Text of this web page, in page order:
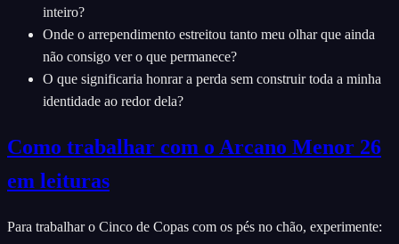
inteiro?
Onde o arrependimento estreitou tanto meu olhar que ainda
não consigo ver o que permanece?
O que significaria honrar a perda sem construir toda a minha
identidade ao redor dela?
Como trabalhar com o Arcano Menor 26
em leituras
Para trabalhar o Cinco de Copas com os pés no chão, experimente: